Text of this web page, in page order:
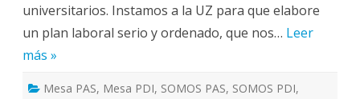
universitarios. Instamos a la UZ para que elabore
un plan laboral serio y ordenado, que nos… Leer
más »
Mesa PAS, Mesa PDI, SOMOS PAS, SOMOS PDI,